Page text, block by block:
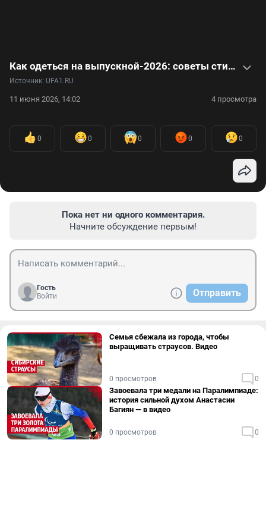
Как одеться на выпускной-2026: советы стилиста в видео
Источник: UFA1.RU
11 июня 2026, 14:02 4 просмотра
0 0 0 0 0
Пока нет ни одного комментария.
Начните обсуждение первым!
Гость
Войти
Отправить
Семья сбежала из города, чтобы
выращивать страусов. Видео
0 просмотров 0
Завоевала три медали на Паралимпиаде:
история сильной духом Анастасии
Багиян — в видео
0 просмотров 0